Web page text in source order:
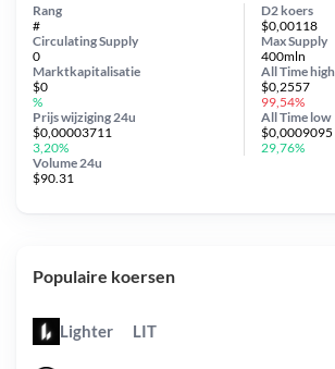
D2 koers
$0,00118
Circulating Supply
0
Prijs wijziging 24u
$0,00003711
3,20%
Max Supply
400mln
Marktkapitalisatie
$0
%
Volume 24u
$90.31
Rang
#
All Timehigh
$0,2557
99,54%
All Time low
$0,0009095
29,76%
Populaire koersen
Lighter LIT